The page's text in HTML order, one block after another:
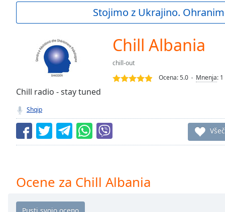
Current
TypeLIVE
live,
currently
behind
LIVE
Remaining
Playback
Rate
Stojimo z Ukrajino.
Chill Albania
chill-out
Ocena:5.0 Mnenja: 1
Chill radio - stay tuned
Shqip
Všeč
Ocene za Chill Albania